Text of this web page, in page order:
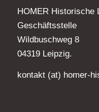
HOMER Historische
Geschäftsstelle
Wildbuschweg 8
04319 Leipzig.
kontakt (at) homer-